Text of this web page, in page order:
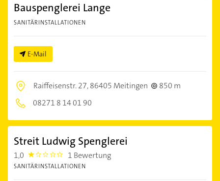
Bauspenglerei Lange
SANITÄRINSTALLATIONEN
E-Mail
Raiffeisenstr. 27,86405 Meitingen
850 m
08271 8 14 01 90
Streit Ludwig Spenglerei
1,0 1.0 1 Bewertung
SANITÄRINSTALLATIONEN